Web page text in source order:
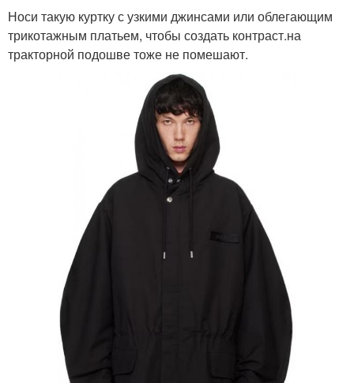
Носи такую куртку с узкими джинсами или облегающим
трикотажным платьем, чтобы создать контраст.на
тракторной подошве тоже не помешают.